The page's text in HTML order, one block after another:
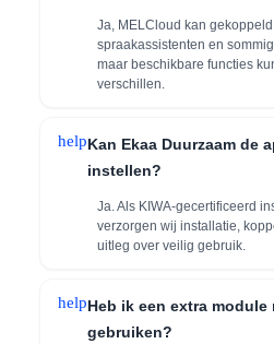
Ja, MELCloud kan
spraakassistenten en
maar beschikbare functies
verschillen.
helpKan Ekaa Duurzaam de
instellen?
Ja. Als KIWA‑gecertificeerd
verzorgen wij installatie,
uitleg over veilig gebruik.
helpHeb ik een extra
gebruiken?